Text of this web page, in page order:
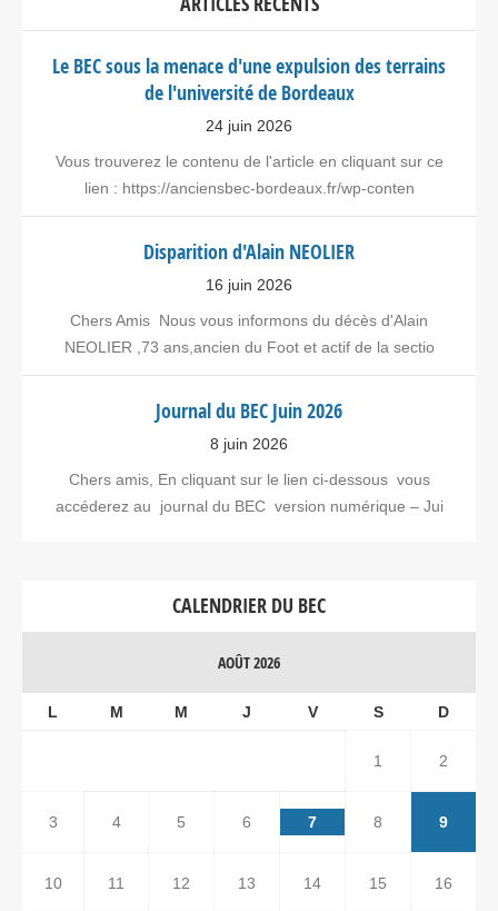
Le BEC sous la menace d'une expulsion des terrains
de l'université de Bordeaux
24 juin 2026
Vous trouverez le contenu de l'article en cliquant sur ce
lien : https://anciensbec-bordeaux.fr/wp-conten
Disparition d'Alain NEOLIER
16 juin 2026
Chers Amis Nous vous informons du décès d'Alain
NEOLIER ,73 ans,ancien du Foot et actif de la sectio
Journal du BEC Juin 2026
8 juin 2026
Chers amis, En cliquant sur le lien ci-dessous vous
accéderez au journal du BEC version numérique – Jui
CALENDRIER DU BEC
AOÛT 2026
L M M J V S D
1 2
3 4 5 6 7 8 9
10 11 12 13 14 15 16